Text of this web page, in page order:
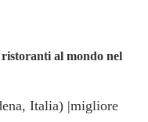
al mondo nel
Italia) |migliore